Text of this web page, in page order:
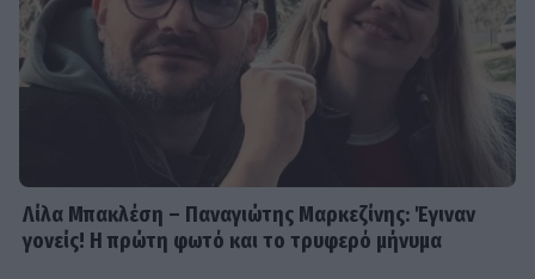
Λίλα Μπακλέση – Παναγιώτης Μαρκεζίνης: Έγιναν
γονείς! Η πρώτη φωτό και το τρυφερό μήνυμα